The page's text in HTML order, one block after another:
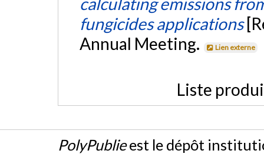
fungicides applications
Annual Meeting.
Lien externe
Liste
PolyPublieest le dépôt